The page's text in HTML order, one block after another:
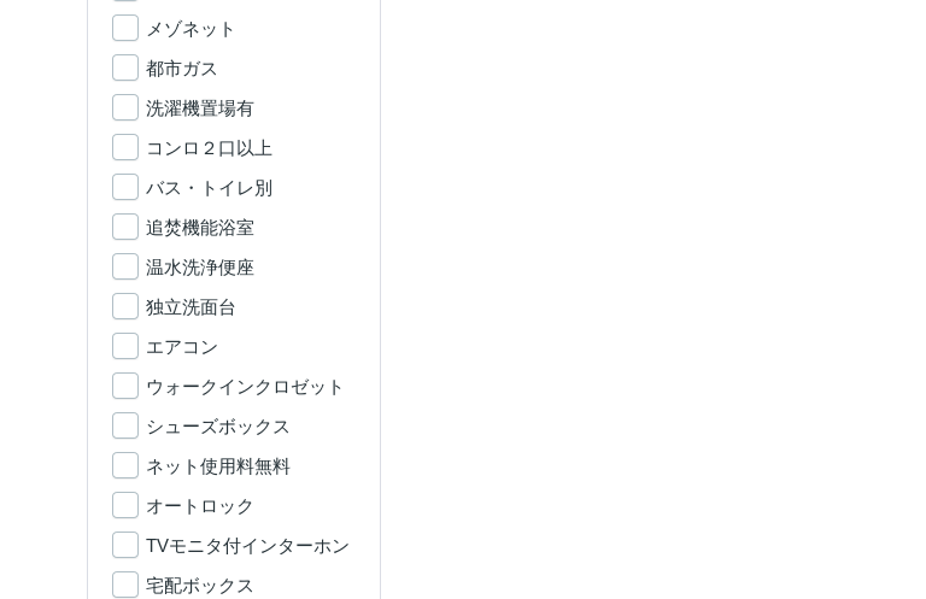
メゾネット
都市ガス
洗濯機置場有
コンロ２口以上
バス・トイレ別
追焚機能浴室
温水洗浄便座
独立洗面台
エアコン
ウォークインクロゼット
シューズボックス
ネット使用料無料
オートロック
TVモニタ付インターホン
宅配ボックス